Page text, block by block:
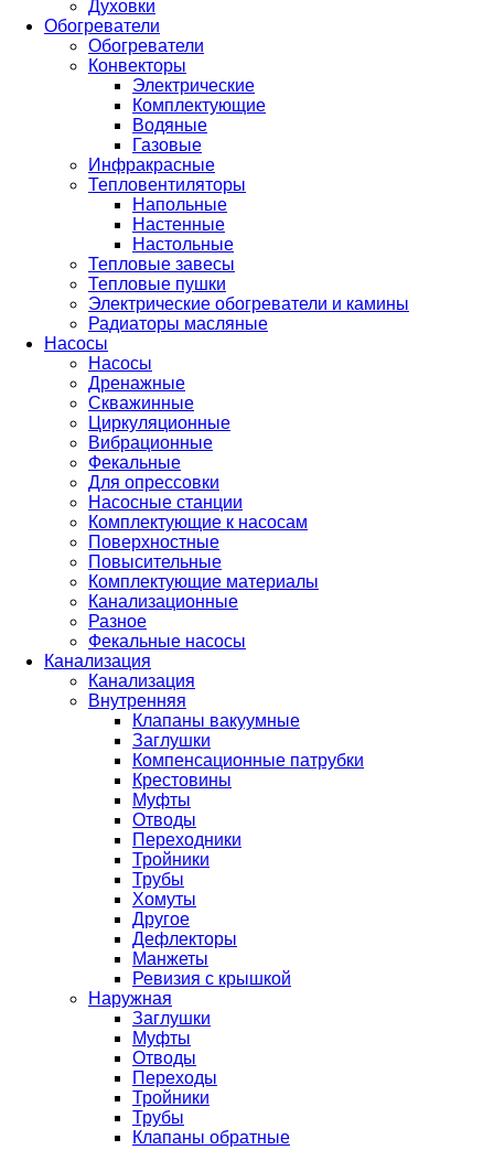
Духовки
Обогреватели
Обогреватели
Конвекторы
Электрические
Комплектующие
Водяные
Газовые
Инфракрасные
Тепловентиляторы
Напольные
Настенные
Настольные
Тепловые завесы
Тепловые пушки
Электрические обогреватели и камины
Радиаторы масляные
Насосы
Насосы
Дренажные
Скважинные
Циркуляционные
Вибрационные
Фекальные
Для опрессовки
Насосные станции
Комплектующие к насосам
Поверхностные
Повысительные
Комплектующие материалы
Канализационные
Разное
Фекальные насосы
Канализация
Канализация
Внутренняя
Клапаны вакуумные
Заглушки
Компенсационные патрубки
Крестовины
Муфты
Отводы
Переходники
Тройники
Трубы
Хомуты
Другое
Дефлекторы
Манжеты
Ревизия с крышкой
Наружная
Заглушки
Муфты
Отводы
Переходы
Тройники
Трубы
Клапаны обратные